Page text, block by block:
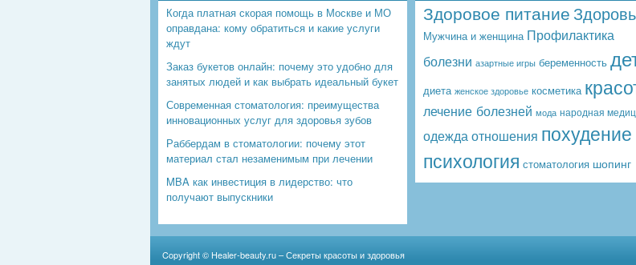
Когда платная скорая помощь в Москве и МО
оправдана: кому обратиться и какие услуги
ждут
Заказ букетов онлайн: почему это удобно для
занятых людей и как выбрать идеальный букет
Современная стоматология: преимущества
инновационных услуг для здоровья зубов
Раббердам в стоматологии: почему этот
материал стал незаменимым при лечении
MBA как инвестиция в лидерство: что
получают выпускники
Здоровое питание
Мужчина и женщина Профилактика
болезни азартные игры беременность
диета женское здоровье косметика
лечение болезней мода народная
одежда отношения похудение
психология стоматология шопинг
Copyright © Healer-beauty.ru – Секреты красоты и здоровья